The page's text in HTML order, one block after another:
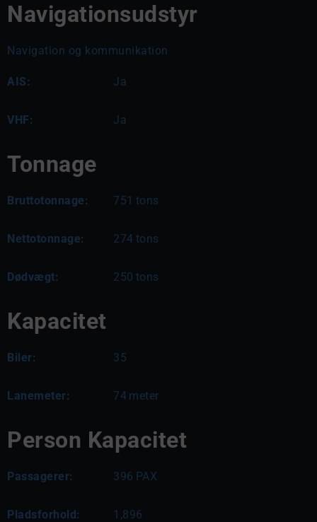
Navigationsudstyr
Navigation og kommunikation
AIS: Ja
VHF: Ja
Tonnage
Bruttotonnage: 751 tons
Nettotonnage: 274 tons
Dødvægt: 250 tons
Kapacitet
Biler: 35
Lanemeter: 74 meter
Person Kapacitet
Passagerer: 396 PAX
Pladsforhold: 1,896